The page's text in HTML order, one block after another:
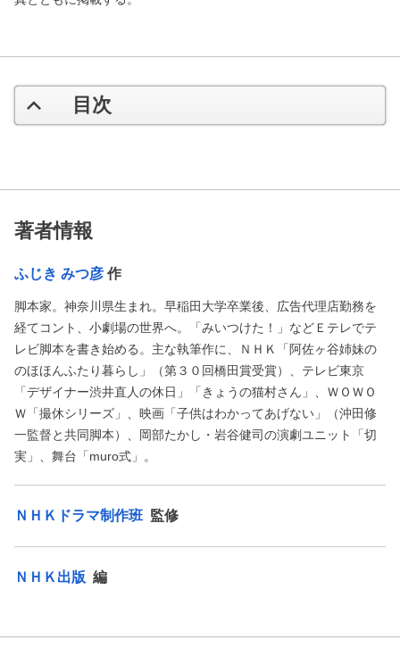
目次
著者情報
ふじき みつ彦 作
脚本家。神奈川県生まれ。早稲田大学卒業後、広告代理店勤務を
経てコント、小劇場の世界へ。「みいつけた！」などＥテレでテ
レビ脚本を書き始める。主な執筆作に、ＮＨＫ「阿佐ヶ谷姉妹の
のほほんふたり暮らし」（第３０回橋田賞受賞）、テレビ東京
「デザイナー渋井直人の休日」「きょうの猫村さん」、ＷＯＷＯ
Ｗ「撮休シリーズ」、映画「子供はわかってあげない」（沖田修
一監督と共同脚本）、岡部たかし・岩谷健司の演劇ユニット「切
実」、舞台「muro式」。
ＮＨＫドラマ制作班 監修
ＮＨＫ出版 編